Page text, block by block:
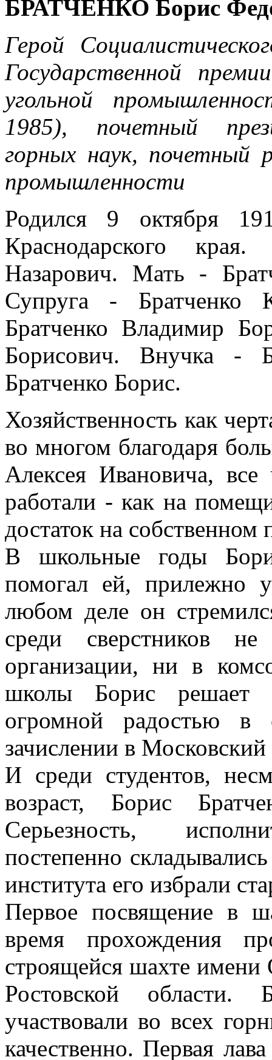
БРАТЧЕНКО Борис
Герой
Государственной
угольной
1985), почетный
горных наук, почетный
промышленности
Родился 9 октября
Краснодарского
Назарович. Мать -
Супруга - Братченко
Братченко Владимир
Борисович. Внучка -
Братченко Борис.
Хозяйственность как
во многом благодаря
Алексея Ивановича, все
работали - как на
достаток на собственном
В школьные годы
помогал ей, прилежно
любом деле он
среди сверстников
организации, ни в
школы Борис решает
огромной радостью
зачислении в
И среди студентов,
возраст, Борис
Серьезность,
постепенно
института его избрали
Первое посвящение в
время прохождения
строящейся шахте
Ростовской
участвовали во всех
качественно. Первая